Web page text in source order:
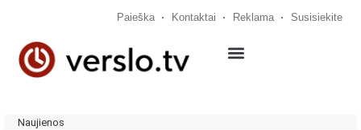
Paieška Kontaktai Reklama Susisiekite
Naujienos